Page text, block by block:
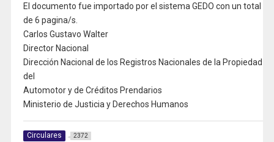
El documento fue importado por el sistema GEDO con un total
de 6 pagina/s.
Carlos Gustavo Walter
Director Nacional
Dirección Nacional de los Registros Nacionales de la Propiedad
del
Automotor y de Créditos Prendarios
Ministerio de Justicia y Derechos Humanos
Circulares 2372